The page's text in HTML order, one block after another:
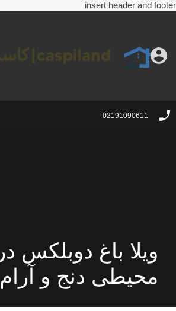
insert header and footer
02191090611
ویلا باغ دوبلکس در
محیطی دنج و آرام